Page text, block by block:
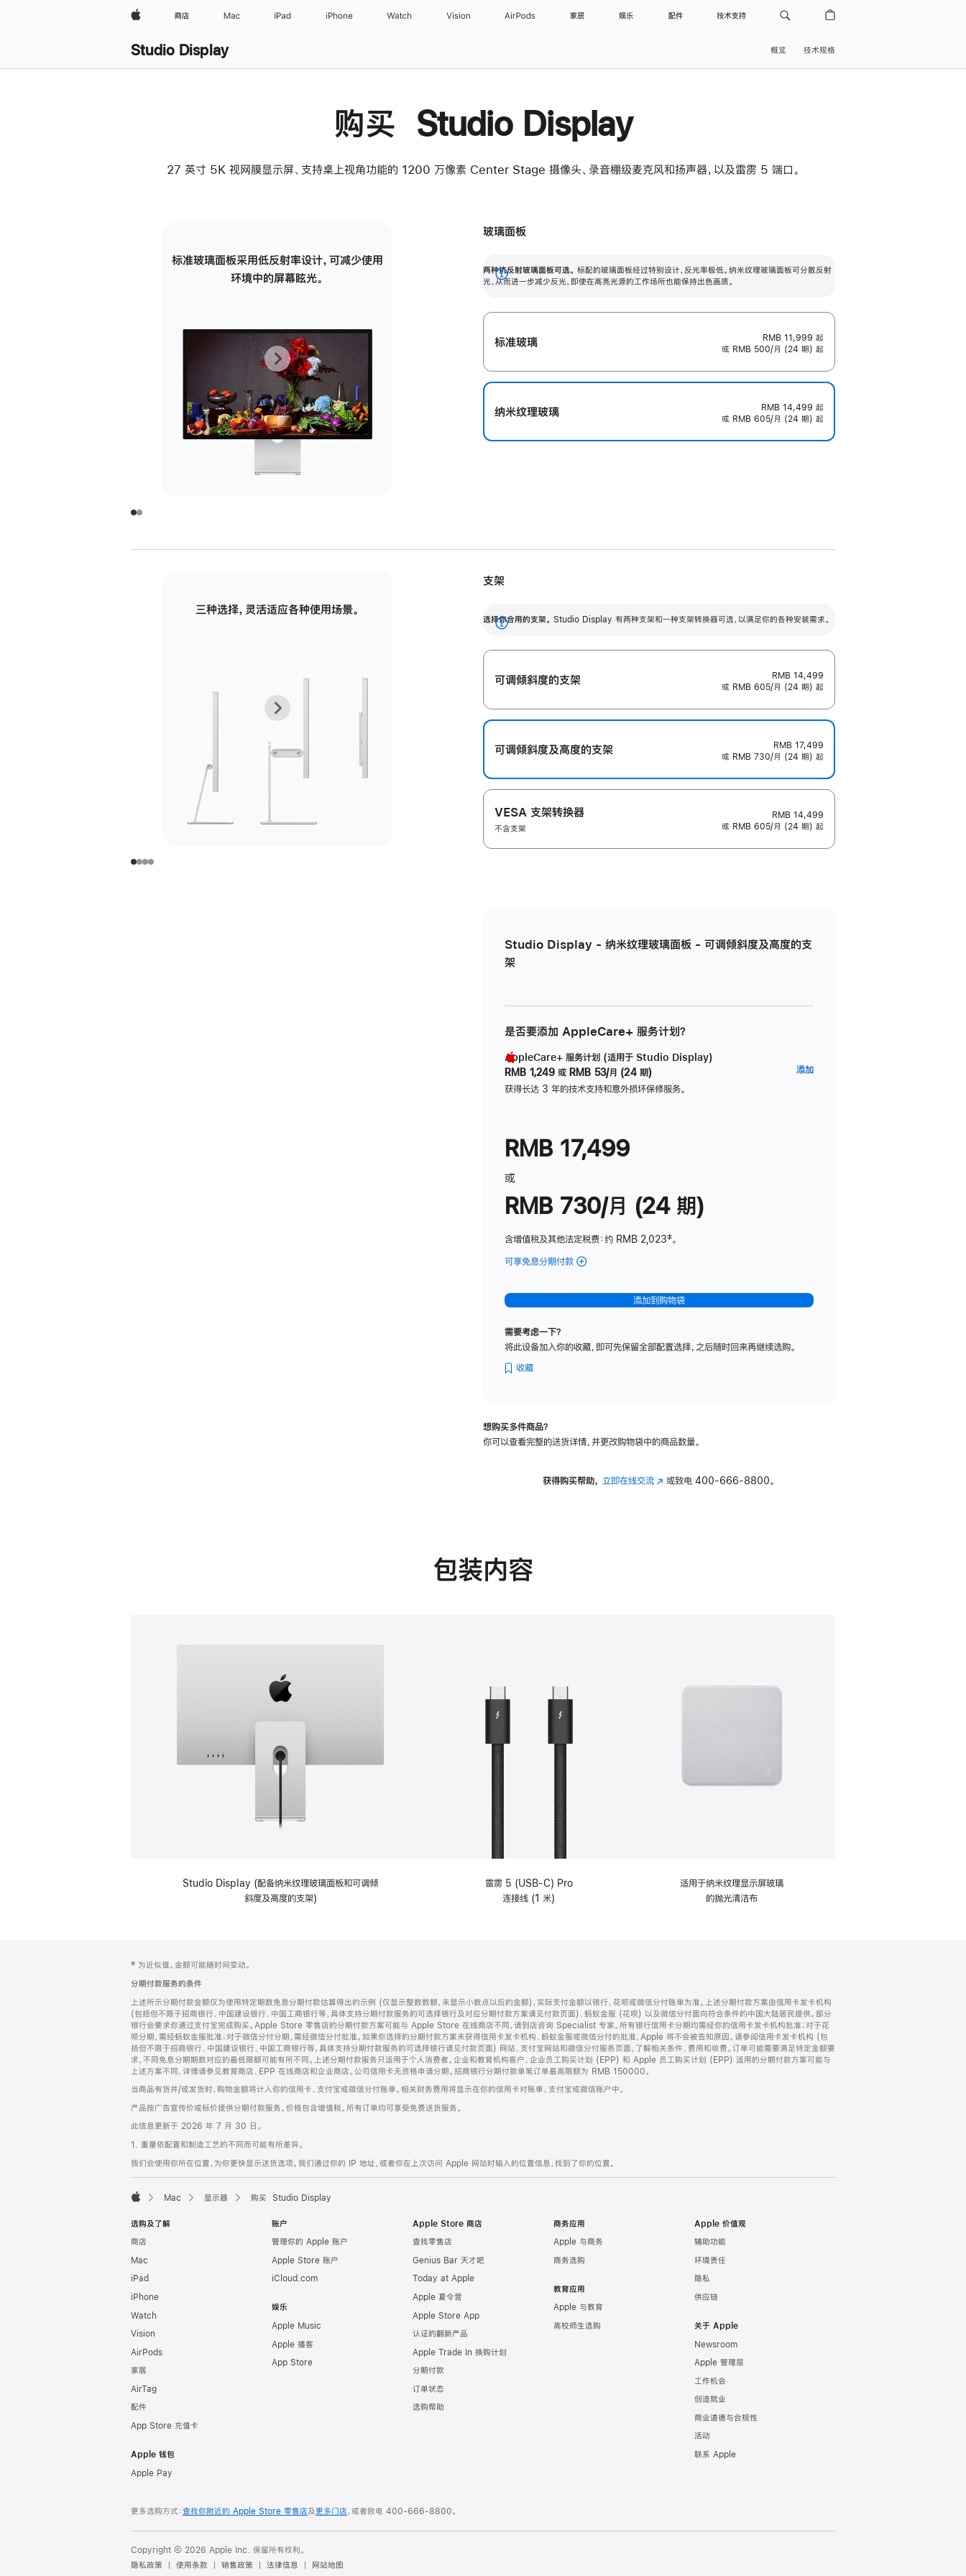
Apple 商店 Mac iPad iPhone Watch Vision AirPods 家居 娱乐 配件 技术支持
Studio Display 概览 技术规格
购买 Studio Display
27 英寸 5K 视网膜显示屏、支持桌上视角功能的 1200 万像素 Center Stage 摄像头、录音棚级麦克风和扬声器，以及雷雳 5 端口。
标准玻璃面板采用低反射率设计，可减少使用
环境中的屏幕眩光。
有高亮光源的场所使用，也能保持出色画质。
上
一
张
图
面
下
一
张
图
面
玻璃面板
两种抗反射玻璃面板可选。 标配的玻璃面板经过特别设计，反光率极低。纳米纹理玻璃面板可分散反射
光，从而进一步减少反光，即使在高亮光源的工作场所也能保持出色画质。
展
标准玻璃 RMB 11,999 起
或 RMB 500/月 (24 期) 起
纳米纹理玻璃 RMB 14,499 起
或 RMB 605/月 (24 期) 起
三种选择，灵活适应各种使用场景。
调节范围。
毫米的高度调节范围。
上
张
下
张
支架
选择你合用的支架。 Studio Display 有两种支架和一种支架转换器可选，以满足你的各种安装需求。
展
开
可调倾斜度的支架
RMB 14,499
或 RMB 605/月 (24 期) 起
可调倾斜度及高‍度的支‍架
RMB 17,499
或 RMB 730/月 (24 期) 起
VESA 支架转换器
不含支架
RMB 14,499
或 RMB 605/月 (24 期) 起
Studio Display - 纳米纹理玻璃面板 - 可调倾斜度及高度的支
架
是否要添加 AppleCare+ 服务计划？
AppleCare+ 服务计划 (适用于 Studio Display)
RMB 1,249 或 RMB 53/月 (24 期)
获得长达 3 年的技术支持和意外损坏保修服务。
添加
RMB 17,499
或
RMB 730/月 (24 期)
含增值税及其他法定税费：约 RMB 2,023脚
‡。
可享免息分期付款 (Studio
-
纳
理
可
斜
添加到购物袋
需要考虑一下？
将此设备加入你的收藏，即可先保留全部配置选择，之后随时回来再继续选购。
收藏
想购买多件商品？
你可以查看完整的送货详情，并更改购物袋中的商品数量。
获得购买帮助， 立即在线交流(在 或致电400-666-8800。
包装内容
Studio Display (配备纳米纹理玻璃面板和可调倾
斜度及高度的支架)
雷雳 5 (USB-C) Pro
连接线 (1 米)
适用于纳米纹理显示屏玻璃
的抛光清洁布
页
脚
注
‡ 为近似值。金额可能随时间变动。
分期付款服务的条件
上述所示分期付款金额仅为使用特定期数免息分期付款估算得出的示例 (仅显示整数数额，未显示小数点以后的金额)，实际支付金额以银行、花呗或微信分付账单为准。上述分期付款方案由信用卡发卡机构
(包括但不限于招商银行、中国建设银行、中国工商银行等，具体支持分期付款服务的可选择银行及对应分期付款方案请见付款页面)、蚂蚁金服 (花呗) 以及微信分付面向符合条件的中国大陆居民提供。部分
银行会要求你通过支付宝完成购买。Apple Store 零售店的分期付款方案可能与 Apple Store 在线商店不同，请到店咨询 Specialist 专家。所有银行信用卡分期均需经你的信用卡发卡机构批准；对于花
呗分期，需经蚂蚁金服批准；对于微信分付分期，需经微信分付批准。如果你选择的分期付款方案未获得信用卡发卡机构、蚂蚁金服或微信分付的批准，Apple 将不会被告知原因。请参阅信用卡发卡机构 (包
括但不限于招商银行、中国建设银行、中国工商银行等，具体支持分期付款服务的可选择银行请见付款页面) 网站、支付宝网站和微信分付服务页面，了解相关条件、费用和收费。订单可能需要满足特定金额要
求，不同免息分期期数对应的最低限额可能有所不同。上述分期付款服务只适用于个人消费者。企业和教育机构客户、企业员工购买计划 (EPP) 和 Apple 员工购买计划 (EPP) 适用的分期付款方案可能与
上述方案不同，详情请参见教育商店、EPP 在线商店和企业商店。公司信用卡无资格申请分期。招商银行分期付款单笔订单最高限额为 RMB 150000。
当商品有货并/或发货时，购物金额将计入你的信用卡、支付宝或微信分付账单。相关财务费用将显示在你的信用卡对账单、支付宝或微信账户中。
产品按广告宣传价或标价提供分期付款服务。价格包含增值税。所有订单均可享受免费送货服务。
此信息更新于 2026 年 7 月 30 日。
1. 重量依配置和制造工艺的不同而可能有所差异。
我们会使用你所在位置，为你更快显示送货选项。我们通过你的 IP 地址，或者你在上次访问 Apple 网站时输入的位置信息，找到了你的位置。
Mac 显示器 购买 Studio Display
选购及了解
商店
Mac
iPad
iPhone
Watch
Vision
AirPods
家居
AirTag
配件
App Store 充值卡
Apple 钱包
Apple Pay
账户
管理你的 Apple 账户
Apple Store 账户
iCloud.com
娱乐
Apple Music
Apple 播客
App Store
Apple Store 商店
查找零售店
Genius Bar 天才吧
Today at Apple
Apple 夏令营
Apple Store App
认证的翻新产品
Apple Trade In 换购计划
分期付款
订单状态
选购帮助
商务应用
Apple 与商务
商务选购
教育应用
Apple 与教育
高校师生选购
Apple 价值观
辅助功能
环境责任
隐私
供应链
关于 Apple
Newsroom
Apple 管理层
工作机会
创造就业
商业道德与合规性
活动
联系 Apple
更多选购方式：查找你附近的 Apple Store 零售店及更多门店，或者致电 400-666-8800。
Copyright © 2026 Apple Inc. 保留所有权利。
隐私政策
使用条款 销售政策 法律信息 网站地图